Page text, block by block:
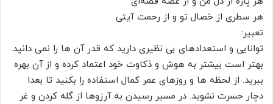
هر سطری از خصال تو و از رحمت آیتی
تعبیر:
توانایی و استعدادهای بی نظیری دارید که قدر آن ها را نمی دانید.
بهتر است بیشتر به هوش و ذکاوت خود اعتماد کرده و از آن بهره
ببرید. از لحظه ها و روزهای عمر کمال استفاده را بکنید تا بعدا
دچار حسرت نشوید. در مسیر رسیدن به آرزوها از گله کردن و غر